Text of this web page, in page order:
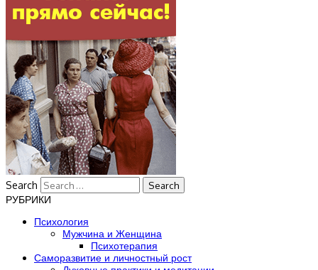
Search
РУБРИКИ
Психология
Мужчина и Женщина
Психотерапия
Саморазвитие и личностный рост